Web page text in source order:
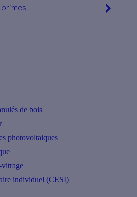
de bois
photovoltaiques
vitrage
individuel (CESI)